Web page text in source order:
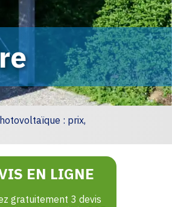
: prix,
EN LIGNE
gratuitement 3 devis